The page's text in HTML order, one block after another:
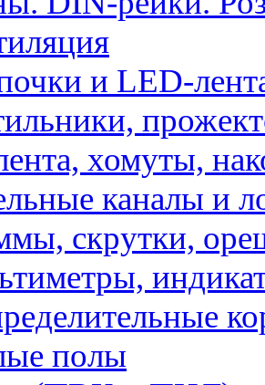
и LED-
хомуты,
каналы и
скрутки,
полы